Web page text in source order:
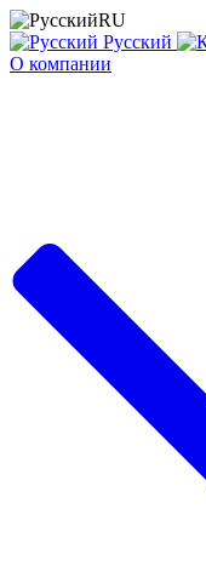
RU
Русский
О компании